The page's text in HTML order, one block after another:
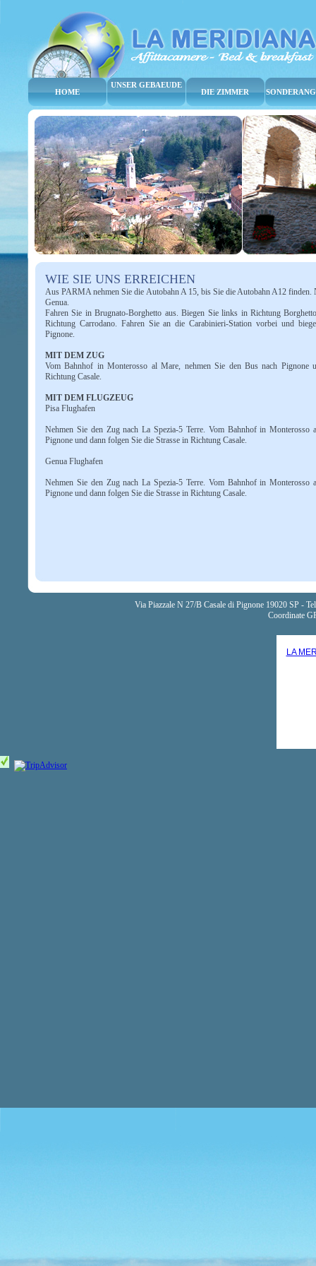
HOME
UNSER GEBAEUDE
DIE ZIMMER
WIE SIE UNS ERREICHEN
Aus PARMA nehmen Sie die Autobahn A 15, bis Sie die Autobahn A12 finden.
Genua.
Fahren Sie in Brugnato-Borghetto aus. Biegen Sie links in Richtung
Richtung Carrodano. Fahren Sie an die Carabinieri-Station vorbei und
Pignone.
MIT DEM ZUG
Vom Bahnhof in Monterosso al Mare, nehmen Sie den Bus nach Pignone
Richtung Casale.
MIT DEM FLUGZEUG
Pisa Flughafen
Nehmen Sie den Zug nach La Spezia-5 Terre. Vom Bahnhof in Monterosso
Pignone und dann folgen Sie die Strasse in Richtung Casale.
Genua Flughafen
Nehmen Sie den Zug nach La Spezia-5 Terre. Vom Bahnhof in Monterosso
Pignone und dann folgen Sie die Strasse in Richtung Casale.
Via Piazzale N 27/B Casale di Pignone 19020 SP -
Coordinate
LA